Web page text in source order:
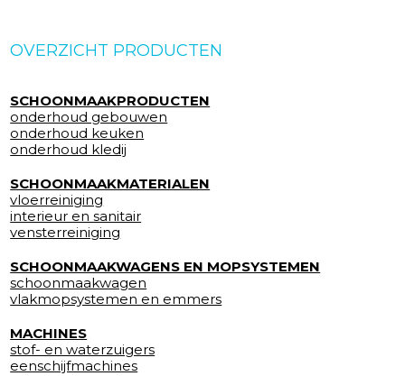
OVERZICHT PRODUCTEN
SCHOONMAAKPRODUCTEN
onderhoud gebouwen
onderhoud keuken
onderhoud kledij
SCHOONMAAKMATERIALEN
vloerreiniging
interieur en sanitair
vensterreiniging
SCHOONMAAKWAGENS EN MOPSYSTEMEN
schoonmaakwagen
vlakmopsystemen en emmers
MACHINES
stof- en waterzuigers
eenschijfmachines